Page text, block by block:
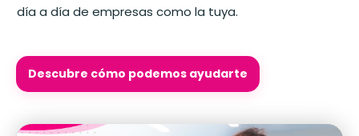
día a día de empresas como la tuya.
Descubre cómo podemos ayudarte